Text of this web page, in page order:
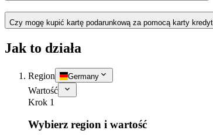
Czy mogę kupić kartę podarunkową za pomocą karty
Jak to działa
Region Germany
Wartość
Krok 1
Wybierz region i wartość